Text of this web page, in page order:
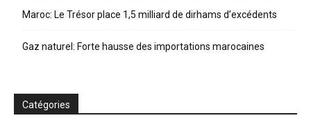
Maroc: Le Trésor place 1,5 milliard de dirhams d’excédents
Gaz naturel: Forte hausse des importations marocaines
Catégories